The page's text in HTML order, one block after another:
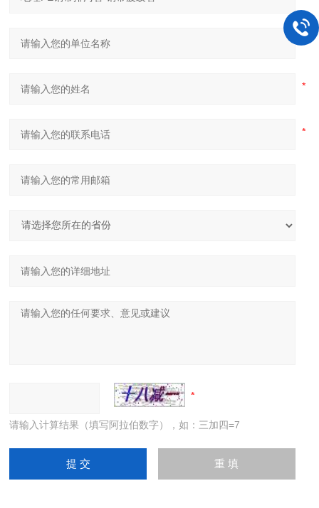
请输入计算结果（填写阿拉伯数字），如：三加四=7